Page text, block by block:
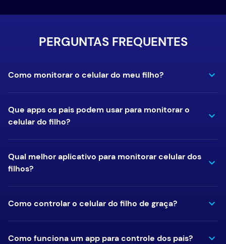
PERGUNTAS FREQUENTES
Como monitorar o celular do meu filho?
Que apps os pais podem usar para monitorar o
celular do filho?
Qual melhor aplicativo para monitorar celular dos
filhos?
Como controlar o celular do filho de graça?
Como funciona um app para controle dos pais?